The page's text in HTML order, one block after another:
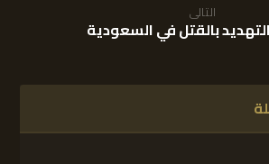
التالى
بالقتل في السعودية